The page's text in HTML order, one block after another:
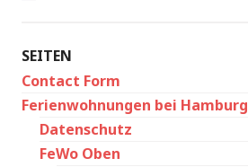
SEITEN
Contact Form
Ferienwohnungen bei Hamburg
Datenschutz
FeWo Oben